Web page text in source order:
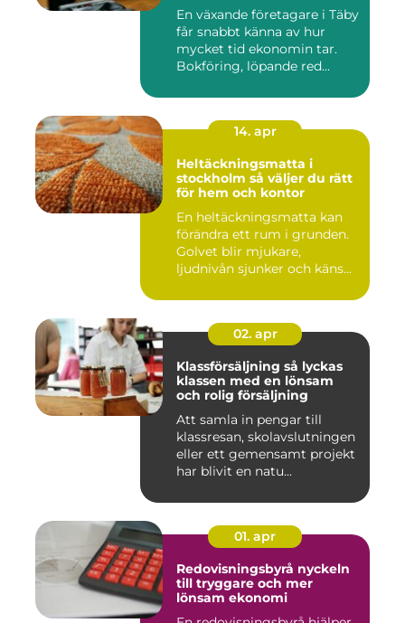
En växande företagare i Täby
får snabbt känna av hur
mycket tid ekonomin tar.
Bokföring, löpande red...
14. apr
Heltäckningsmatta i
stockholm så väljer du rätt
för hem och kontor
En heltäckningsmatta kan
förändra ett rum i grunden.
Golvet blir mjukare,
ljudnivån sjunker och käns...
02. apr
Klassförsäljning så lyckas
klassen med en lönsam
och rolig försäljning
Att samla in pengar till
klassresan, skolavslutningen
eller ett gemensamt projekt
har blivit en natu...
01. apr
Redovisningsbyrå nyckeln
till tryggare och mer
lönsam ekonomi